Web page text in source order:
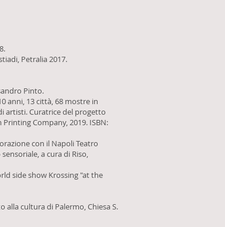
Petralia 2017.
Pinto.
anni, 13 città, 68 mostre in
artisti. Curatrice del progetto
Company, 2019. ISBN:
con il Napoli Teatro
a cura di Riso,
side show Krossing "at the
alla cultura di Palermo, Chiesa S.